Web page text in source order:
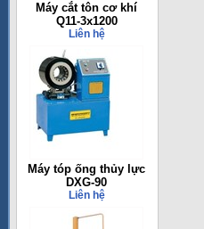
Máy cắt tôn cơ khí
Q11-3x1200
Liên hệ
Máy tóp ống thủy lực
DXG-90
Liên hệ